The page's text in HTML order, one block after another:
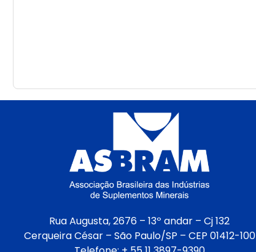
Rua Augusta, 2676 – 13º andar – Cj 132
Cerqueira César – São Paulo/SP – CEP 01412-100